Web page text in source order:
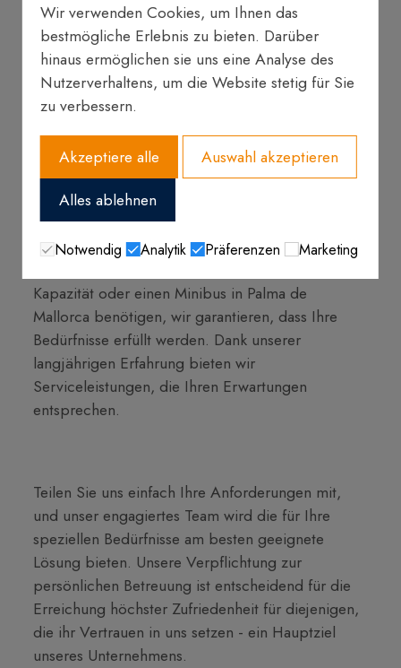
Suchen Sie nach dem besten Busvermieter in
Palma de Mallorca? In diesem Fall ist Futurtrans
die einzige Wahl. Als Spezialisten in diesem
Bereich bieten wir eine Reihe äußerst nützlicher
Dienstleistungen für erstklassige Transfers an,
sowohl für Privatpersonen als auch für Profis.
Unsere umfangreiche Fahrzeugflotte steht Ihnen
Kapazität oder einen Minibus in Palma de
Mallorca benötigen, wir garantieren, dass Ihre
Bedürfnisse erfüllt werden. Dank unserer
langjährigen Erfahrung bieten wir
Serviceleistungen, die Ihren Erwartungen
entsprechen.
Teilen Sie uns einfach Ihre Anforderungen mit,
und unser engagiertes Team wird die für Ihre
speziellen Bedürfnisse am besten geeignete
Lösung bieten. Unsere Verpflichtung zur
persönlichen Betreuung ist entscheidend für die
Erreichung höchster Zufriedenheit für diejenigen,
die ihr Vertrauen in uns setzen - ein Hauptziel
unseres Unternehmens.
Wir verwenden Cookies, um Ihnen das
bestmögliche Erlebnis zu bieten. Darüber
hinaus ermöglichen sie uns eine Analyse des
Nutzerverhaltens, um die Website stetig für Sie
zu verbessern.
Akzeptiere alle
Auswahl akzeptieren
Alles ablehnen
Notwendig Analytik Präferenzen Marketing